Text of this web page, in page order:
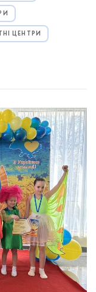
ЦЕНТРИ